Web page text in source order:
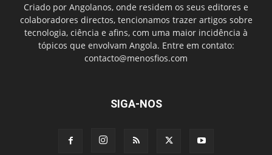
Criado por Angolanos, onde residem os seus editores e
colaboradores directos, tencionamos trazer artigos sobre
tecnologia, ciência e afins, com uma maior incidência à
tópicos que envolvam Angola. Entre em contato:
contacto@menosfios.com
SIGA-NOS